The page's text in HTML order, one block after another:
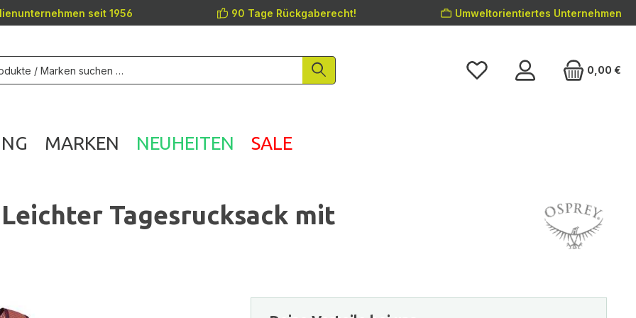
seit 1956 90 Tage Rückgaberecht! Umweltorientiertes Unternehmen
0,00 €
MARKEN NEUHEITEN SALE
Tagesrucksack mit